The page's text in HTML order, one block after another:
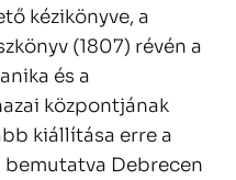
kézikönyve, a
(1807) révén a
és a
központjának
kiállítása erre a
bemutatva Debrecen